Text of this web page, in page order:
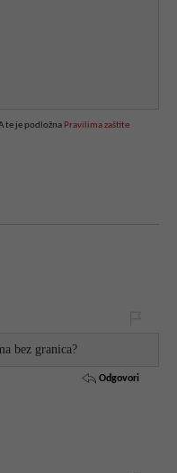
te je podložna Pravilima zaštite
bez granica?
Odgovori